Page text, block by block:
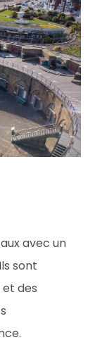
avec un
sont
des